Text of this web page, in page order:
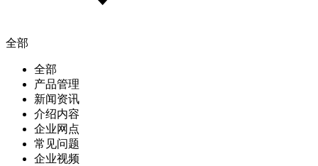
全部
全部
产品管理
新闻资讯
介绍内容
企业网点
常见问题
企业视频